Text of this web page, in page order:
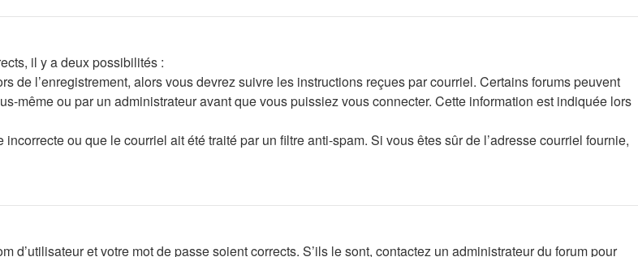
il y a deux possibilités :
de l’enregistrement, alors vous devrez suivre les instructions reçues par courriel. Certains forums peuvent
même ou par un administrateur avant que vous puissiez vous connecter. Cette information est indiquée lors
ou que le courriel ait été traité par un filtre anti-spam. Si vous êtes sûr de l’adresse courriel fournie,
et votre mot de passe soient corrects. S’ils le sont, contactez un administrateur du forum pour